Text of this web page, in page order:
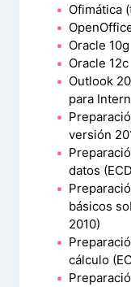
Ofimática
Oracle 10g
Oracle 12c
Outlook
para
versión
datos
básicos
2010)
cálculo